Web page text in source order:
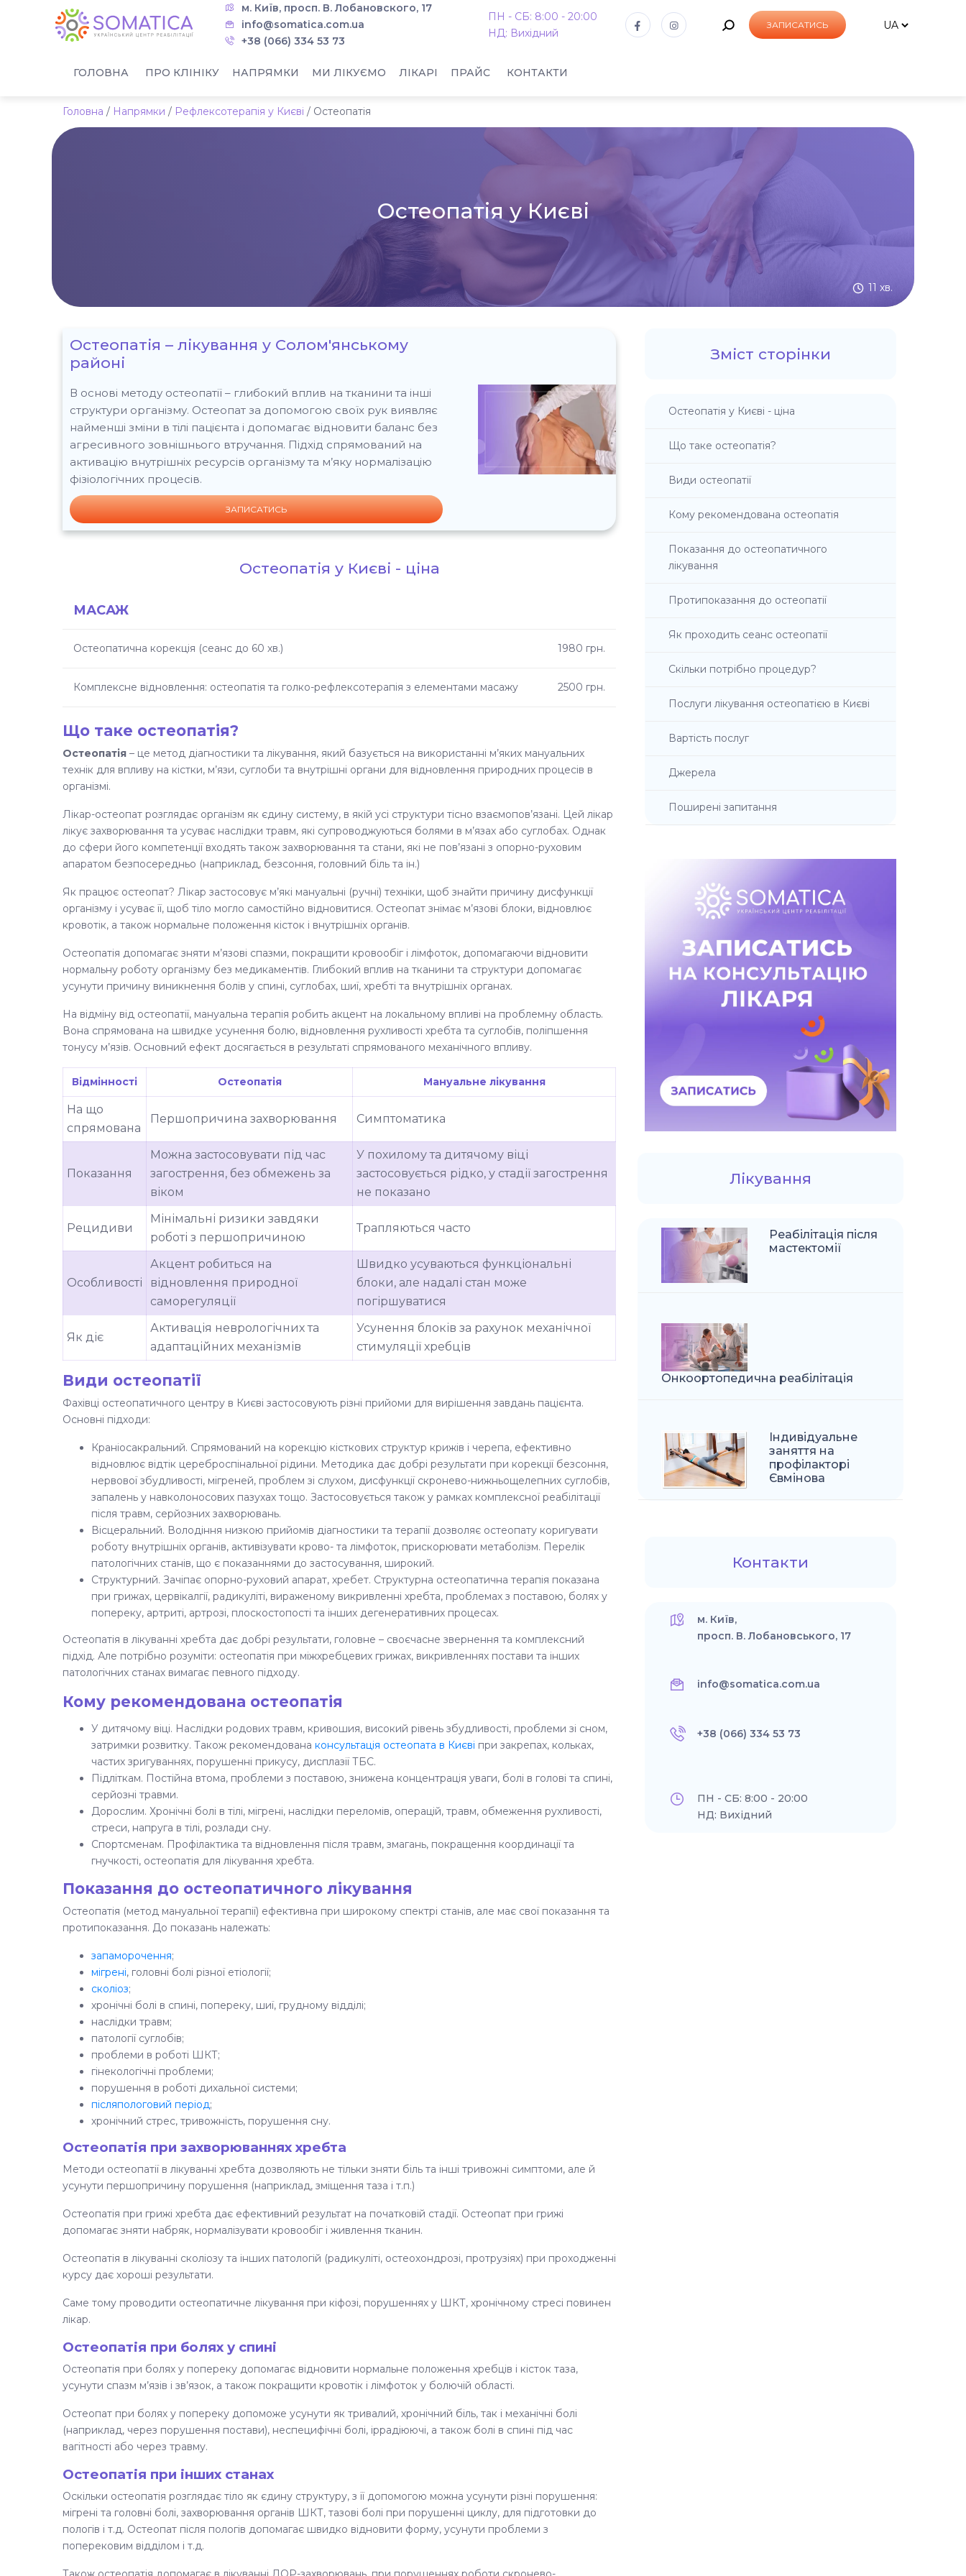
м. Київ, просп. В. Лобановского, 17
info@somatica.com.ua
+38 (066) 334 53 73
ПН - СБ: 8:00 - 20:00
НД: Вихідний
ЗАПИСАТИСЬ
ГОЛОВНА ПРО КЛІНІКУ НАПРЯМКИ МИ ЛІКУЄМО ЛІКАРІ ПРАЙС КОНТАКТИ
Головна / Напрямки / Рефлексотерапія у Києві / Остеопатія
Остеопатія у Києві
11 хв.
Остеопатія – лікування у Солом'янському
районі
В основі методу остеопатії – глибокий вплив на тканини та інші
структури організму. Остеопат за допомогою своїх рук виявляє
найменші зміни в тілі пацієнта і допомагає відновити баланс без
агресивного зовнішнього втручання. Підхід спрямований на
активацію внутрішніх ресурсів організму та м’яку нормалізацію
фізіологічних процесів.
ЗАПИСАТИСЬ
Остеопатія у Києві - ціна
МАСАЖ
Остеопатична корекція (сеанс до 60 хв.) 1980 грн.
Комплексне відновлення: остеопатія та голко-рефлексотерапія з елементами масажу 2500 грн.
Що таке остеопатія?
Остеопатія – це метод діагностики та лікування, який базується на використанні м’яких мануальних
технік для впливу на кістки, м’язи, суглоби та внутрішні органи для відновлення природних процесів в
організмі.
Лікар-остеопат розглядає організм як єдину систему, в якій усі структури тісно взаємопов’язані. Цей лікар
лікує захворювання та усуває наслідки травм, які супроводжуються болями в м’язах або суглобах. Однак
до сфери його компетенції входять також захворювання та стани, які не пов’язані з опорно-руховим
апаратом безпосередньо (наприклад, безсоння, головний біль та ін.)
Як працює остеопат? Лікар застосовує м’які мануальні (ручні) техніки, щоб знайти причину дисфункції
організму і усуває її, щоб тіло могло самостійно відновитися. Остеопат знімає м’язові блоки, відновлює
кровотік, а також нормальне положення кісток і внутрішніх органів.
Остеопатія допомагає зняти м’язові спазми, покращити кровообіг і лімфоток, допомагаючи відновити
нормальну роботу організму без медикаментів. Глибокий вплив на тканини та структури допомагає
усунути причину виникнення болів у спині, суглобах, шиї, хребті та внутрішніх органах.
На відміну від остеопатії, мануальна терапія робить акцент на локальному впливі на проблемну область.
Вона спрямована на швидке усунення болю, відновлення рухливості хребта та суглобів, поліпшення
тонусу м’язів. Основний ефект досягається в результаті спрямованого механічного впливу.
Відмінності Остеопатія Мануальне лікування
На що
спрямована
Першопричина захворювання Симптоматика
Показання
Можна застосовувати під час
загострення, без обмежень за
віком
У похилому та дитячому віці
застосовується рідко, у стадії загострення
не показано
Рецидиви
Мінімальні ризики завдяки
роботі з першопричиною
Трапляються часто
Особливості
Акцент робиться на
відновлення природної
саморегуляції
Швидко усуваються функціональні
блоки, але надалі стан може
погіршуватися
Як діє
Активація неврологічних та
адаптаційних механізмів
Усунення блоків за рахунок механічної
стимуляції хребців
Види остеопатії
Фахівці остеопатичного центру в Києві застосовують різні прийоми для вирішення завдань пацієнта.
Основні підходи:
Краніосакральний. Спрямований на корекцію кісткових структур крижів і черепа, ефективно
відновлює відтік цереброспінальної рідини. Методика дає добрі результати при корекції безсоння,
нервової збудливості, мігреней, проблем зі слухом, дисфункції скронево-нижньощелепних суглобів,
запалень у навколоносових пазухах тощо. Застосовується також у рамках комплексної реабілітації
після травм, серйозних захворювань.
Вісцеральний. Володіння низкою прийомів діагностики та терапії дозволяє остеопату коригувати
роботу внутрішніх органів, активізувати крово- та лімфоток, прискорювати метаболізм. Перелік
патологічних станів, що є показаннями до застосування, широкий.
Структурний. Зачіпає опорно-руховий апарат, хребет. Структурна остеопатична терапія показана
при грижах, цервікалгії, радикуліті, вираженому викривленні хребта, проблемах з поставою, болях у
попереку, артриті, артрозі, плоскостопості та інших дегенеративних процесах.
Остеопатія в лікуванні хребта дає добрі результати, головне – своєчасне звернення та комплексний
підхід. Але потрібно розуміти: остеопатія при міжхребцевих грижах, викривленнях постави та інших
патологічних станах вимагає певного підходу.
Кому рекомендована остеопатія
У дитячому віці. Наслідки родових травм, кривошия, високий рівень збудливості, проблеми зі сном,
затримки розвитку. Також рекомендована консультація остеопата в Києві при закрепах, кольках,
частих зригуваннях, порушенні прикусу, дисплазії ТБС.
Підліткам. Постійна втома, проблеми з поставою, знижена концентрація уваги, болі в голові та спині,
серйозні травми.
Дорослим. Хронічні болі в тілі, мігрені, наслідки переломів, операцій, травм, обмеження рухливості,
стреси, напруга в тілі, розлади сну.
Спортсменам. Профілактика та відновлення після травм, змагань, покращення координації та
гнучкості, остеопатія для лікування хребта.
Показання до остеопатичного лікування
Остеопатія (метод мануальної терапії) ефективна при широкому спектрі станів, але має свої показання та
протипоказання. До показань належать:
запаморочення;
мігрені, головні болі різної етіології;
сколіоз;
хронічні болі в спині, попереку, шиї, грудному відділі;
наслідки травм;
патології суглобів;
проблеми в роботі ШКТ;
гінекологічні проблеми;
порушення в роботі дихальної системи;
післяпологовий період;
хронічний стрес, тривожність, порушення сну.
Остеопатія при захворюваннях хребта
Методи остеопатії в лікуванні хребта дозволяють не тільки зняти біль та інші тривожні симптоми, але й
усунути першопричину порушення (наприклад, зміщення таза і т.п.)
Остеопатія при грижі хребта дає ефективний результат на початковій стадії. Остеопат при грижі
допомагає зняти набряк, нормалізувати кровообіг і живлення тканин.
Остеопатія в лікуванні сколіозу та інших патологій (радикуліті, остеохондрозі, протрузіях) при проходженні
курсу дає хороші результати.
Саме тому проводити остеопатичне лікування при кіфозі, порушеннях у ШКТ, хронічному стресі повинен
лікар.
Остеопатія при болях у спині
Остеопатія при болях у попереку допомагає відновити нормальне положення хребців і кісток таза,
усунути спазм м’язів і зв’язок, а також покращити кровотік і лімфоток у болючій області.
Остеопат при болях у попереку допоможе усунути як тривалий, хронічний біль, так і механічні болі
(наприклад, через порушення постави), неспецифічні болі, іррадіюючі, а також болі в спині під час
вагітності або через травму.
Остеопатія при інших станах
Оскільки остеопатія розглядає тіло як єдину структуру, з її допомогою можна усунути різні порушення:
мігрені та головні болі, захворювання органів ШКТ, тазові болі при порушенні циклу, для підготовки до
пологів і т.д. Остеопат після пологів допомагає швидко відновити форму, усунути проблеми з
поперековим відділом і т.д.
Зміст сторінки
Остеопатія у Києві - ціна
Що таке остеопатія?
Види остеопатії
Кому рекомендована остеопатія
Показання до остеопатичного
лікування
Протипоказання до остеопатії
Як проходить сеанс остеопатії
Скільки потрібно процедур?
Послуги лікування остеопатією в Києві
Вартість послуг
Джерела
Поширені запитання
Лікування
Реабілітація після
мастектомії
Онкоортопедична реабілітація
Індивідуальне
заняття на
профілакторі
Євмінова
Контакти
м. Київ,
просп. В. Лобановського, 17
info@somatica.com.ua
+38 (066) 334 53 73
ПН - СБ: 8:00 - 20:00
НД: Вихідний